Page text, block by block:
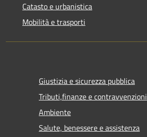
Catasto e urbanistica
Mobilità e trasporti
Giustizia e sicurezza pubblica
Tributi,finanze e contravvenzioni
Ambiente
Salute, benessere e assistenza